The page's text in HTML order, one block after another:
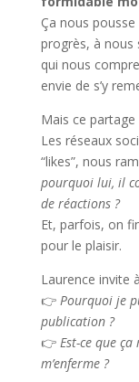
Ça nous
progrès, à nous
qui nous
envie de s’y
Mais ce partage
Les réseaux
“likes”, nous
pourquoi lui, il
de réactions ?
Et, parfois, on
pour le plaisir.
Laurence invite
👉 Pourquoi je
publication ?
👉 Est-ce que ça
m’enferme ?